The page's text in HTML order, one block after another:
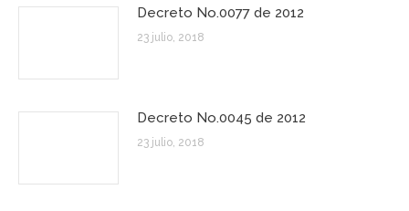
Decreto No.0077 de 2012
23 julio, 2018
Decreto No.0045 de 2012
23 julio, 2018